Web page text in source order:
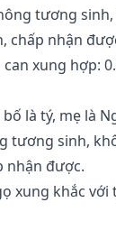
tương
chấp nhận
xung hợp:
là tý, mẹ là
tương sinh,
nhận được.
xung khắc với